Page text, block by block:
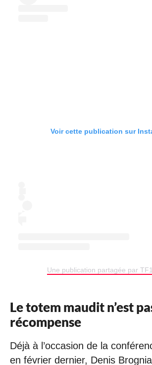
Voir cette publication sur
Une publication partagée par
Le totem maudit n’est
récompense
Déjà à l’occasion de la
en février dernier, Denis